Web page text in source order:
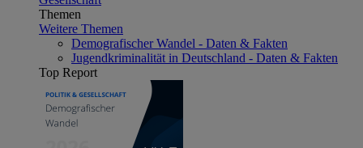
Themen
Weitere Themen
Demografischer Wandel - Daten & Fakten
Jugendkriminalität in Deutschland - Daten & Fakten
Top Report